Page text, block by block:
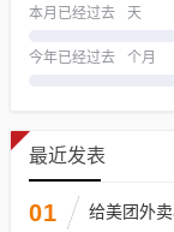
本月已经过去 天
今年已经过去 个月
最近发表
01 给美团外